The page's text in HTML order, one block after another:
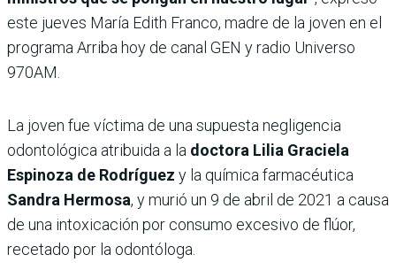
este jueves María Edith Franco, madre de la joven en el
programa Arriba hoy de canal GEN y radio Universo
970AM.
La joven fue víctima de una supuesta negligencia
odontológica atribuida a la doctora Lilia Graciela
Espinoza de Rodríguez y la química farmacéutica
Sandra Hermosa, y murió un 9 de abril de 2021 a causa
de una intoxicación por consumo excesivo de flúor,
recetado por la odontóloga.